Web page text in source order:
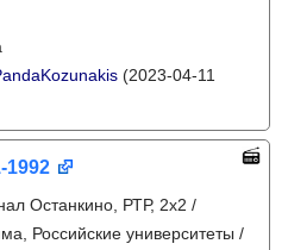
(2023-04-11
1992
Останкино, РТР, 2х2 /
Российские университеты /